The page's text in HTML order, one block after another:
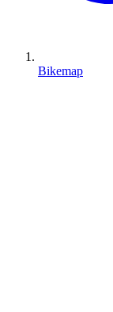
Bikemap